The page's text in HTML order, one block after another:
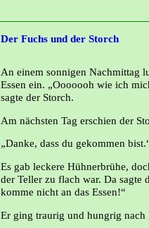
Der Fuchs und der Storch
An einem sonnigen Nachmittag
Essen ein. „Ooooooh wie ich
sagte der Storch.
Am nächsten Tag erschien der
Danke, dass du gekommen
Es gab leckere Hühnerbrühe,
der Teller zu flach war. Da sagte
komme nicht an das Essen!“
Er ging traurig und hungrig nach